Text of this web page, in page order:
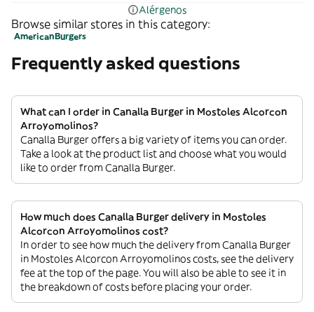
Alérgenos
Browse similar stores in this category:
AmericanBurgers
Frequently asked questions
What can I order in Canalla Burger in Mostoles Alcorcon
Arroyomolinos?
Canalla Burger offers a big variety of items you can order.
Take a look at the product list and choose what you would
like to order from Canalla Burger.
How much does Canalla Burger delivery in Mostoles
Alcorcon Arroyomolinos cost?
In order to see how much the delivery from Canalla Burger
in Mostoles Alcorcon Arroyomolinos costs, see the delivery
fee at the top of the page. You will also be able to see it in
the breakdown of costs before placing your order.